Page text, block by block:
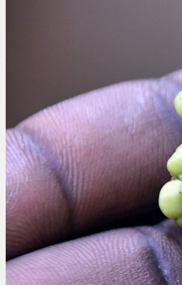
Новини
Акції
Про нас
Контакти
ЗАМОВИТИ ТУР